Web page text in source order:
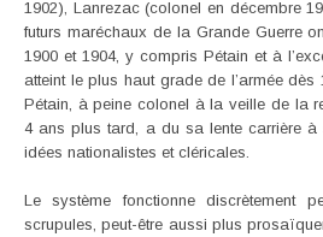
1902), Lanrezac (colonel en décembre
futurs maréchaux de la Grande Guerre
1900 et 1904, y compris Pétain et à
atteint le plus haut grade de l’armée dès
Pétain, à peine colonel à la veille de la
4 ans plus tard, a du sa lente carrière
idées nationalistes et cléricales.
Le système fonctionne discrètement
scrupules, peut-être aussi plus